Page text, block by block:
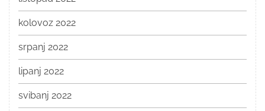
kolovoz 2022
srpanj 2022
lipanj 2022
svibanj 2022